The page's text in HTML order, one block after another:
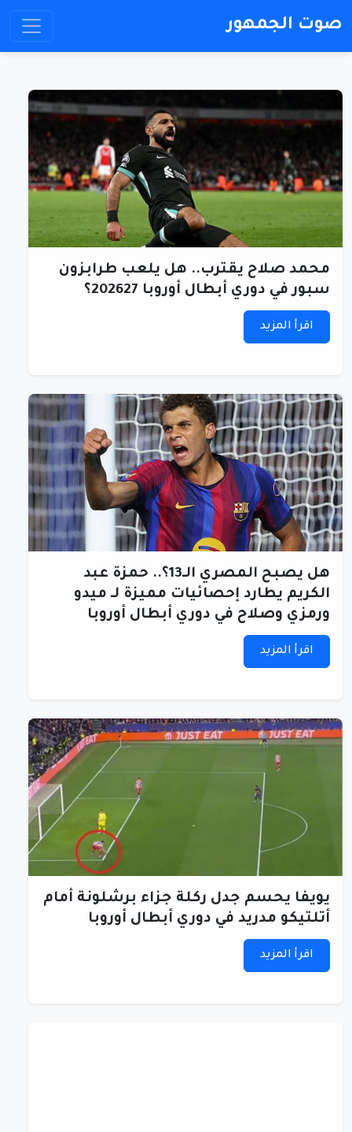
صوت الجمهور
محمد صلاح يقترب.. هل يلعب طرابزون
سبور في دوري أبطال أوروبا 202627؟
اقرأ المزيد
هل يصبح المصري الـ13؟.. حمزة عبد
الكريم يطارد إحصائيات مميزة لـ ميدو
ورمزي وصلاح في دوري أبطال أوروبا
اقرأ المزيد
يويفا يحسم جدل ركلة جزاء برشلونة أمام
أتلتيكو مدريد في دوري أبطال أوروبا
اقرأ المزيد